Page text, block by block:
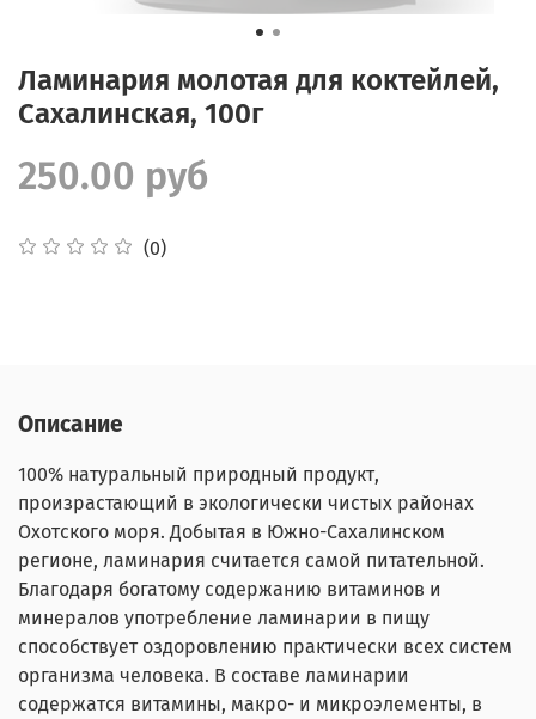
Ламинария молотая для коктейлей,
Сахалинская, 100г
(0)
250.00 руб
Описание
100% натуральный природный продукт,
произрастающий в экологически чистых районах
Охотского моря. Добытая в Южно-Сахалинском
регионе, ламинария считается самой питательной.
Благодаря богатому содержанию витаминов и
минералов употребление ламинарии в пищу
способствует оздоровлению практически всех систем
организма человека. В составе ламинарии
содержатся витамины, макро- и микроэлементы, в